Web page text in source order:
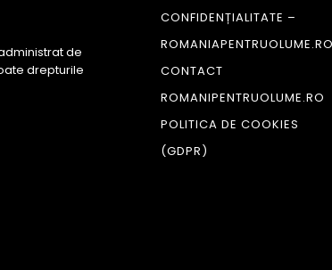
de
drepturile
CONFIDENȚIALITATE –
ROMANIAPENTRUOLUME.RO
CONTACT
ROMANIPENTRUOLUME.RO
POLITICA DE COOKIES
(GDPR)